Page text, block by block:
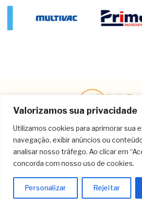
Valorizamos sua privacidade
Utilizamos cookies para aprimorar sua
navegação, exibir anúncios ou
analisar nosso tráfego. Ao clicar em
concorda com nosso uso de cookies.
Personalizar Rejeitar
Contato
(11) 3259-8266